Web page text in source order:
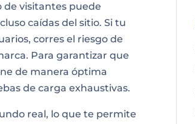
visitantes puede
caídas del sitio. Si tu
corres el riesgo de
Para garantizar que
de manera óptima
de carga exhaustivas.
real, lo que te permite